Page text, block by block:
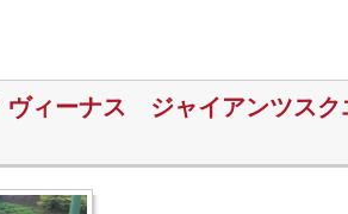
ィーナス ジャイアンツスク